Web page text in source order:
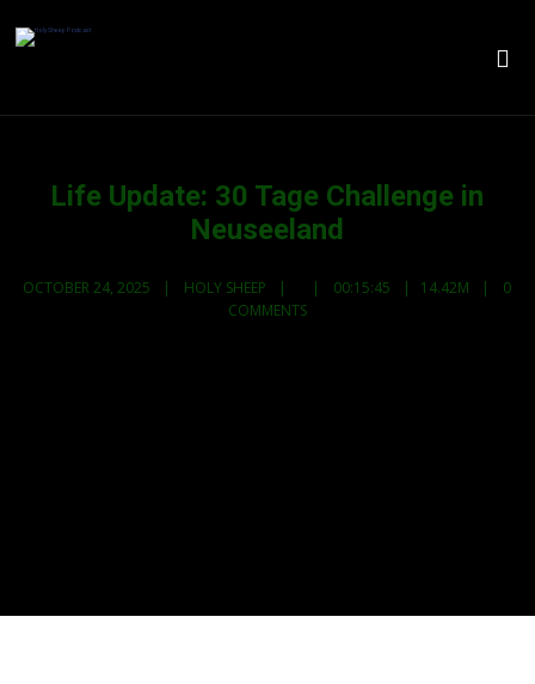
Life Update: 30 Tage Challenge in
Neuseeland
OCTOBER 24, 2025 HOLY SHEEP 00:15:45 14.42M
0
COMMENTS